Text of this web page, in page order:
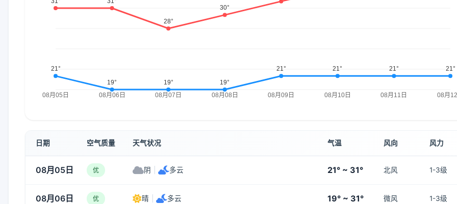
日期 空气质量 天气状况 气温 风向 风力
08月05日 优 阴 多云 21° ~ 31° 北风 1-3级
08月06日 优 晴 多云 19° ~ 31° 微风 1-3级